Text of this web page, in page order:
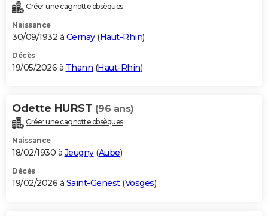
Destinations
City break
Voyage nature
Voyage de noces
Forum
Climat
+PHOTO
GUIDES D'ACHAT
BONS PLANS
Carte de Noël
Carte Bonne année
Carte Saint-Valentin
Carte Pâques
Carte d'anniversaire
DICTIONNAIRE
Dictionnaire
Biographies
Citations
Expressions
Proverbes
PROGRAMME TV
S'inscrire
Se connecter
Lycées
Collèges
Primaires
Universités
Entreprises
Service militaire
Avis de recherche
AVIS DE DÉCÈS
Créer une cagnotte obsèques
Naissance
30/09/1932 à Cernay(Haut-Rhin)
Décès
19/05/2026 à Thann (Haut-Rhin)
Odette HURST (96 ans)
Créer une cagnotte obsèques
Naissance
18/02/1930 à Jeugny(Aube)
Décès
19/02/2026 à Saint-Genest(Vosges)